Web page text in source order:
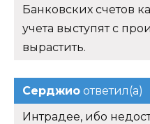
Банковских счетов
учета выступят с
вырастить.
Серджио ответил(а)
Интрадее, ибо